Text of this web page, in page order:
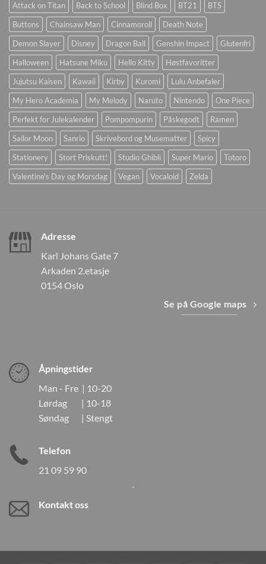
Attack on Titan Back to School Blind Box BT21
BTS
Buttons
Chainsaw Man Cinnamoroll
Death Note
Demon Slayer
Disney Dragon Ball Genshin Impact
Glutenfri
Halloween
Hatsune Miku Hello Kitty
Høstfavoritter
Jujutsu Kaisen
Kawaii Kirby Kuromi
Lulu Anbefaler
My Hero Academia
My Melody Naruto Nintendo
One Piece
Perfekt for Julekalender
Pompompurin Påskegodt
Ramen
Sailor Moon
Sanrio Skrivebord og Musematter
Spicy
Stationery
Stort Priskutt! Studio Ghibli Super Mario
Totoro
Valentine's Day og Morsdag
Vegan Vocaloid Zelda
Adresse
Karl Johans Gate 7
Arkaden 2.etasje
0154 Oslo
Se på Google maps
Åpningstider
Man - Fre | 10-20
Lørdag | 10-18
Søndag | Stengt
Telefon
21 09 59 90
Kontakt oss